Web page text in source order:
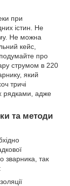
при
істин. Не
Не можна
кейс,
про
струмом в 220
який
тричі
рядками, адже
та методи
зварника, так